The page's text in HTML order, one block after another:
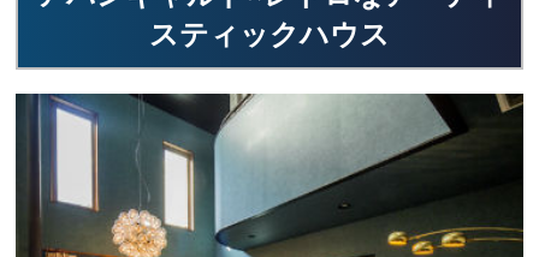
スティックハウス